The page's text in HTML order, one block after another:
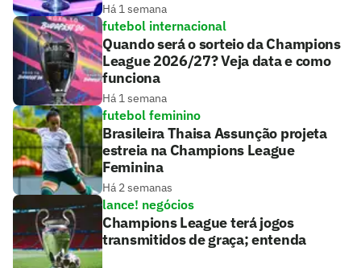
Há 1 semana
futebol internacional
Quando será o sorteio da Champions
League 2026/27? Veja data e como
funciona
Há 1 semana
futebol feminino
Brasileira Thaisa Assunção projeta
estreia na Champions League
Feminina
Há 2 semanas
lance! negócios
Champions League terá jogos
transmitidos de graça; entenda